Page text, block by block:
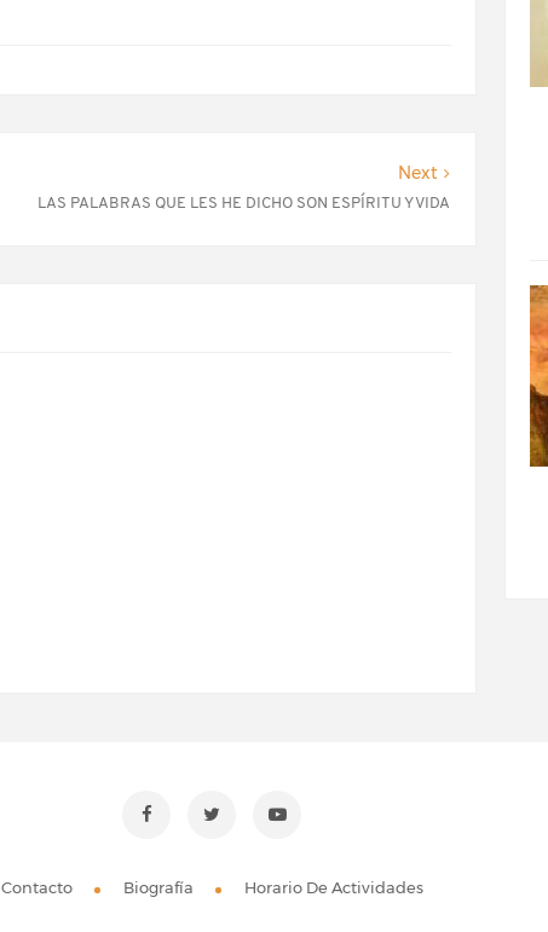
Next
LAS PALABRAS QUE LES HE DICHO SON ESPÍRITU Y VIDA
Contacto Biografía Horario De Actividades